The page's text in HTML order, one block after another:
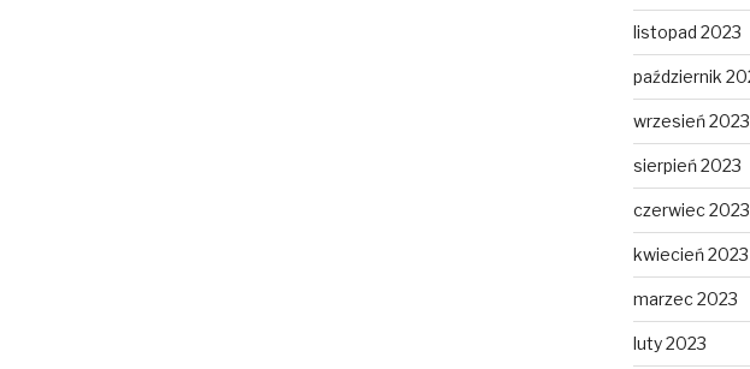
listopad 2023
październik
wrzesień 2023
sierpień 2023
czerwiec 2023
kwiecień 2023
marzec 2023
luty 2023